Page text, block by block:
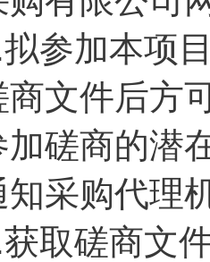
参加本项
商文件后方
加磋商的潜
知采购代理
取磋商文